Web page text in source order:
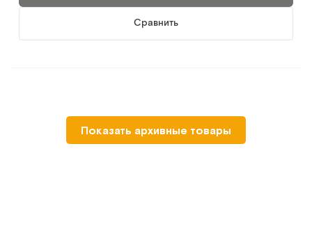
Сравнить
MET WELLE
Противопролежневый матрас
Показать архивные товары